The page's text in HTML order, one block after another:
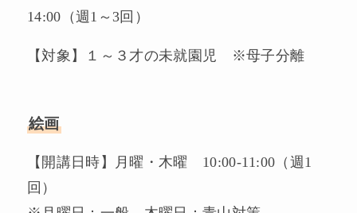
14:00（週1～3回）
【対象】１～３才の未就園児 ※母子分離
絵画
【開講日時】月曜・木曜 10:00-11:00（週1
回）